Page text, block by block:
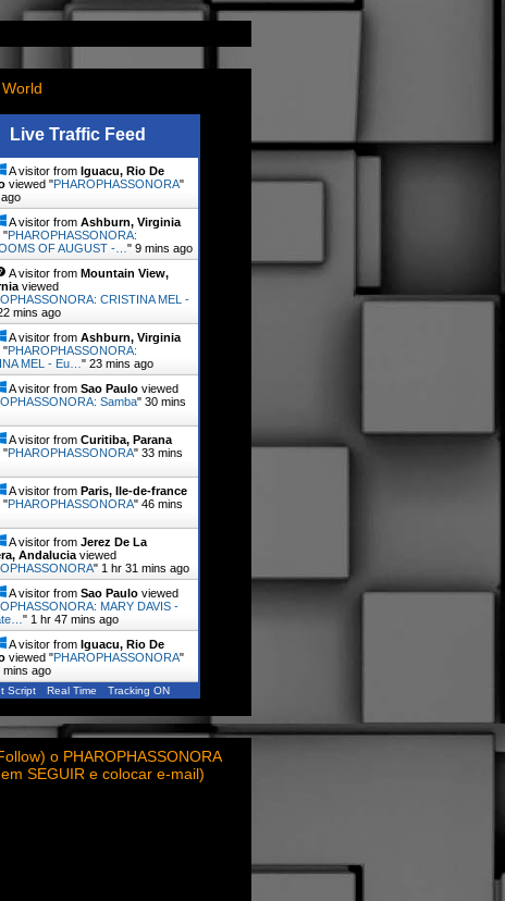
Live Traffic Feed
A visitor from Iguacu, Rio De
viewed "PHAROPHASSONORA"
A visitor from Ashburn, Virginia
"PHAROPHASSONORA:
OF AUGUST -… " 9 mins ago
A visitor from Mountain View,
viewed
CRISTINA MEL -
mins ago
A visitor from Ashburn, Virginia
"PHAROPHASSONORA:
MEL - Eu… " 23 mins ago
A visitor from Sao Paulo viewed
Samba" 30 mins
A visitor from Curitiba, Parana
"PHAROPHASSONORA" 33 mins
A visitor from Paris, Ile-de-france
"PHAROPHASSONORA" 47 mins
A visitor from Jerez De La
Andalucia viewed
" 1 hr 31 mins ago
A visitor from Sao Paulo viewed
MARY DAVIS -
" 1 hr 47 mins ago
A visitor from Iguacu, Rio De
viewed "PHAROPHASSONORA"
mins ago
Script Real Time Tracking ON
o PHAROPHASSONORA
SEGUIR e colocar e-mail)